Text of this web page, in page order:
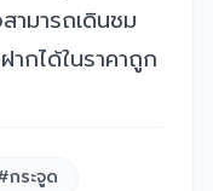
ามารถเดินชม
ากได้ในราคาถูก
กระจูด